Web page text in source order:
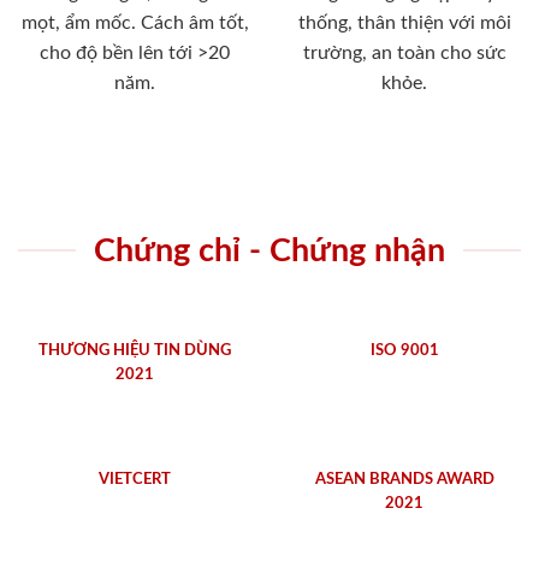
mọt, ẩm mốc. Cách âm tốt,
cho độ bền lên tới >20
năm.
thống, thân thiện với môi
trường, an toàn cho sức
khỏe.
Chứng chỉ - Chứng nhận
THƯƠNG HIỆU TIN DÙNG
2021
ISO 9001
VIETCERT
ASEAN BRANDS AWARD
2021